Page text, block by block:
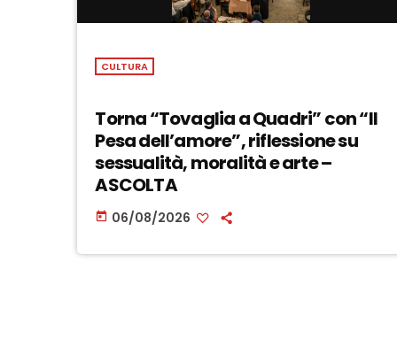
CULTURA
Torna “Tovaglia a Quadri” con “Il
Pesa dell’amore”, riflessione su
sessualità, moralità e arte –
ASCOLTA
today 06/08/2026